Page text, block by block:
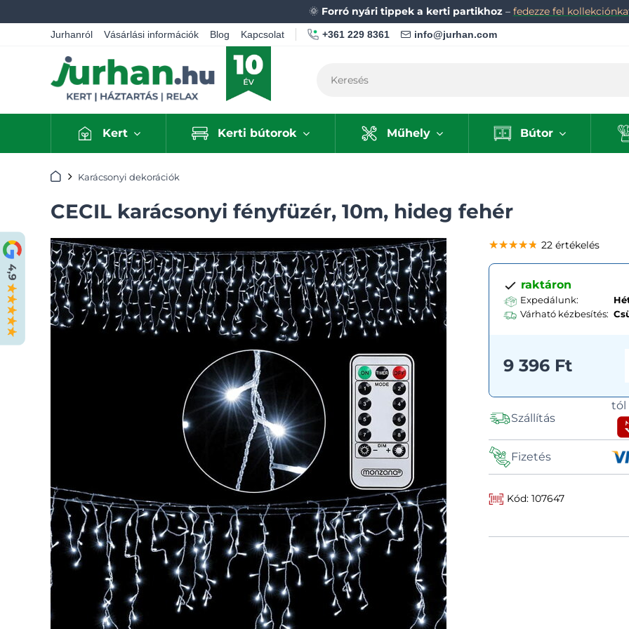
🌞 Forró nyári tippek a kerti partikhoz– fedezze fel
Jurhanról Vásárlási információk Blog Kapcsolat +361 229 8361 info@jurhan.com
Kert Kerti bútorok Műhely Bútor
KezdőlapKarácsonyi dekorációk
CECIL karácsonyi fényfüzér, 10m, hideg fehér
★★★★★
★★★★★
★★★★★ 22 értékelés
raktáron
Expedálunk:
Várható kézbesítés:
9 396 Ft
Szállítás
tól
Fizetés
Kód: 107647